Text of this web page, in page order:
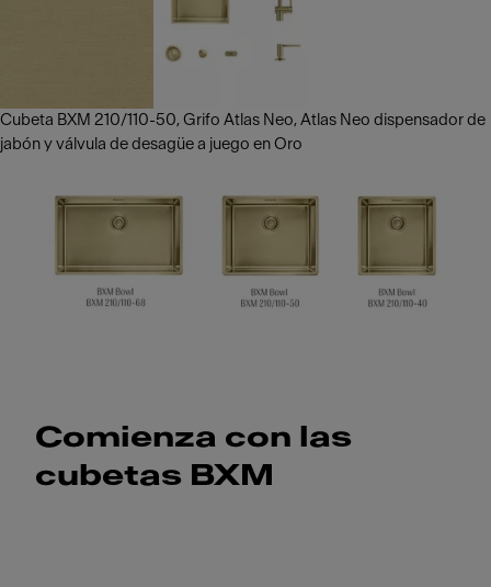
Cubeta BXM 210/110-50, Grifo Atlas Neo, Atlas Neo dispensador de
jabón y válvula de desagüe a juego en Oro
Comienza con las
cubetas BXM